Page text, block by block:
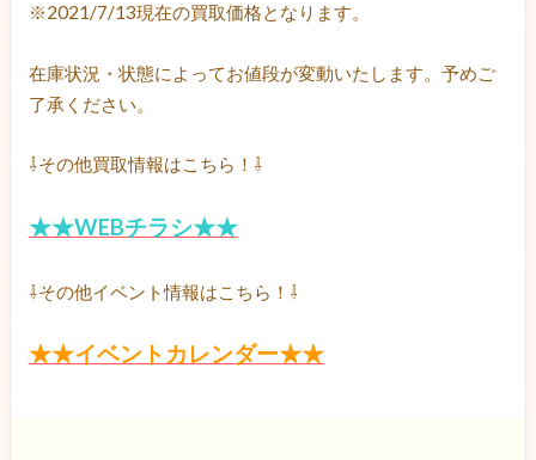
※2021/7/13現在の買取価格となります。
在庫状況・状態によってお値段が変動いたします。予めご
了承ください。
⇩その他買取情報はこちら！⇩
★★WEBチラシ★★
⇩その他イベント情報はこちら！⇩
★★イベントカレンダー★★